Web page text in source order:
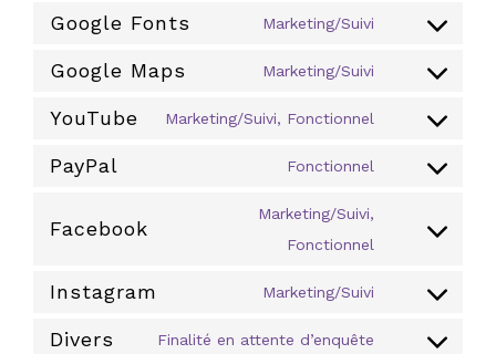
google-
analytics
wordfence
Google Fonts
Marketing/Suivi
Consent
google-
fonts
Google Maps
Marketing/Suivi
Consent
google-
YouTube
Marketing/Suivi, Fonctionnel
Consent
youtube
PayPal
Fonctionnel
Consent
service
Facebook
Marketing/Suivi,
Fonctionnel
Consent
service
facebook
Instagram
Marketing/Suivi
Consent
Divers
Finalité en attente d’enquête